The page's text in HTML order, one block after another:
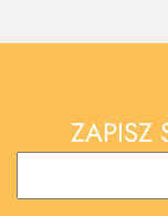
ZAPISZ